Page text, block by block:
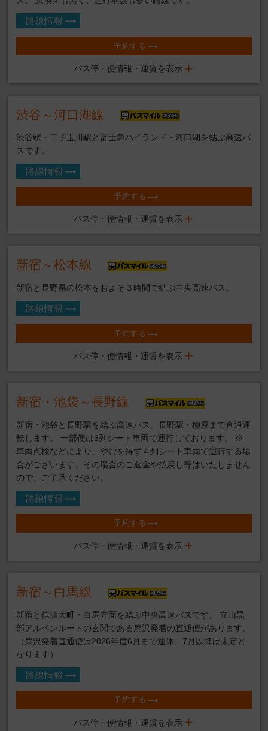
路線情報
予約する
バス停・便情報・運賃を表示
渋谷～河口湖線
渋谷駅・二子玉川駅と富士急ハイランド・河口湖を結ぶ高速バ
スです。
路線情報
予約する
バス停・便情報・運賃を表示
新宿～松本線
新宿と長野県の松本をおよそ３時間で結ぶ中央高速バス。
路線情報
予約する
バス停・便情報・運賃を表示
新宿・池袋～長野線
新宿・池袋と長野駅を結ぶ高速バス。長野駅・柳原まで直通運
転します。 一部便は3列シート車両で運行しております。 ※
車両点検などにより、やむを得ず４列シート車両で運行する場
合がございます。その場合のご返金や払戻し等はいたしません
ので、ご了承ください。
路線情報
予約する
バス停・便情報・運賃を表示
新宿～白馬線
新宿と信濃大町・白馬方面を結ぶ中央高速バスです。 立山黒
部アルペンルートの玄関である扇沢発着の直通便があります。
（扇沢発着直通便は2026年度6月まで運休、7月以降は未定と
なります）
路線情報
予約する
バス停・便情報・運賃を表示